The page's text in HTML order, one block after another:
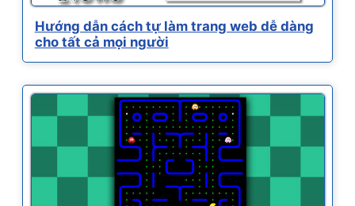
Hướng dẫn cách tự làm trang web dễ dàng
cho tất cả mọi người